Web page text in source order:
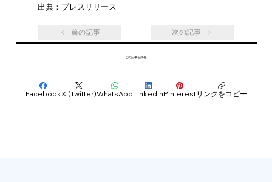
出典：プレスリリース
前の記事 次の記事
この記事を共有:
FacebookX (Twitter)WhatsAppLinkedInPinterestリンクをコピー